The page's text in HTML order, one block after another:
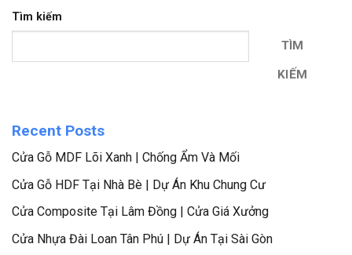
Tìm kiếm
TÌM
KIẾM
Recent Posts
Cửa Gỗ MDF Lõi Xanh | Chống Ẩm Và Mối
Cửa Gỗ HDF Tại Nhà Bè | Dự Án Khu Chung Cư
Cửa Composite Tại Lâm Đồng | Cửa Giá Xưởng
Cửa Nhựa Đài Loan Tân Phú | Dự Án Tại Sài Gòn